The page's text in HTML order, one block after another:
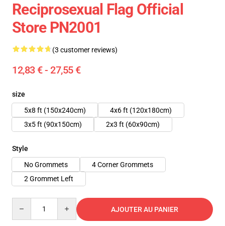
Reciprosexual Flag Official
Store PN2001
(3 customer reviews)
12,83 € - 27,55 €
size
5x8 ft (150x240cm)
4x6 ft (120x180cm)
3x5 ft (90x150cm)
2x3 ft (60x90cm)
Style
No Grommets
4 Corner Grommets
2 Grommet Left
AJOUTER AU PANIER